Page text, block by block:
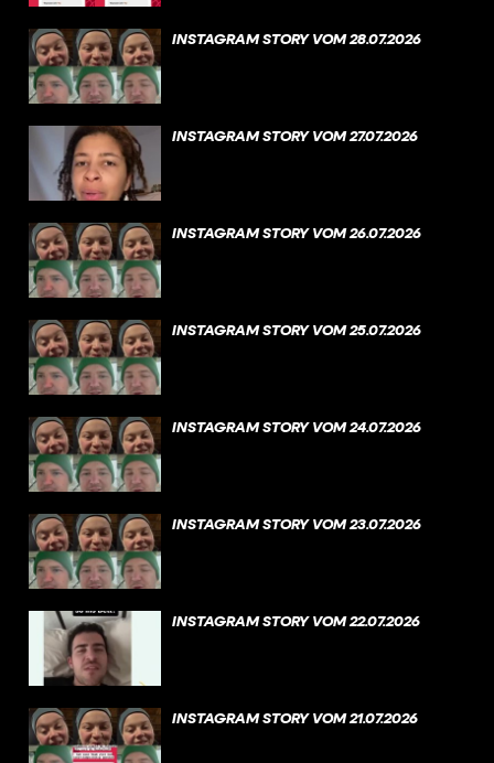
INSTAGRAM STORY VOM 28.07.2026
INSTAGRAM STORY VOM 27.07.2026
INSTAGRAM STORY VOM 26.07.2026
INSTAGRAM STORY VOM 25.07.2026
INSTAGRAM STORY VOM 24.07.2026
INSTAGRAM STORY VOM 23.07.2026
INSTAGRAM STORY VOM 22.07.2026
INSTAGRAM STORY VOM 21.07.2026